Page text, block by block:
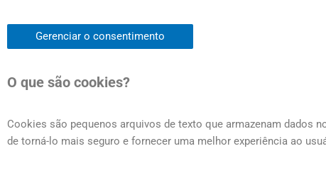
Gerenciar o consentimento
O que são cookies?
Cookies são pequenos arquivos de texto que armazenam dados
de torná-lo mais seguro e fornecer uma melhor experiência ao